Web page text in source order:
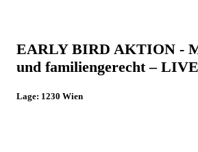
EARLY BIRD AKTION -
und familiengerecht –
Lage: 1230 Wien